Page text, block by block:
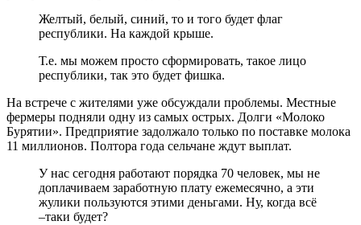
Желтый, белый, синий, то и того будет флаг
республики. На каждой крыше.
Т.е. мы можем просто сформировать, такое лицо
республики, так это будет фишка.
На встрече с жителями уже обсуждали проблемы. Местные
фермеры подняли одну из самых острых. Долги «Молоко
Бурятии». Предприятие задолжало только по поставке молока
11 миллионов. Полтора года сельчане ждут выплат.
У нас сегодня работают порядка 70 человек, мы не
доплачиваем заработную плату ежемесячно, а эти
жулики пользуются этими деньгами. Ну, когда всё
–таки будет?